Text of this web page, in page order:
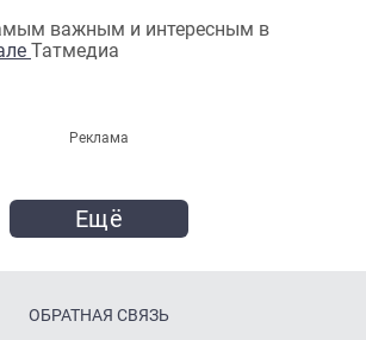
важным и интересным в
Татмедиа
Реклама
Ещё
ОБРАТНАЯ СВЯЗЬ